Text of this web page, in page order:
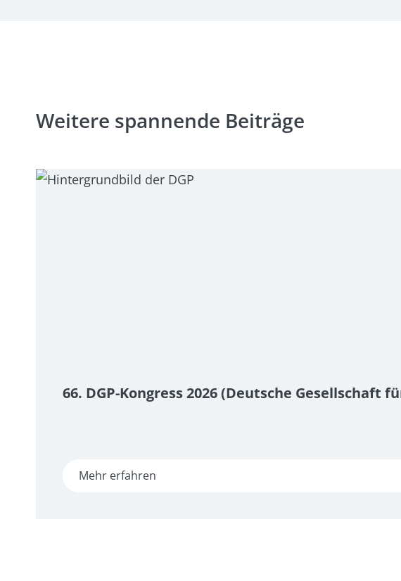
Weitere spannende Beiträge
66. DGP-Kongress 2026 (Deutsche Gesellschaft
Mehr erfahren